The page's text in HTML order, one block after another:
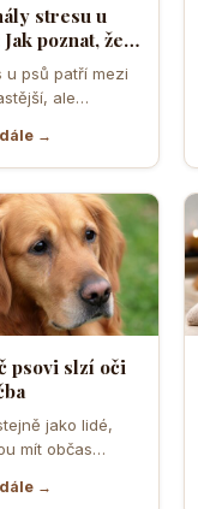
stresu u
poznat, že
čtyřnohý
necítí
u psů patří mezi
ale
každodenní
Může se…
→
psovi slzí oči
jako lidé,
mít občas
s očima, a
z
→